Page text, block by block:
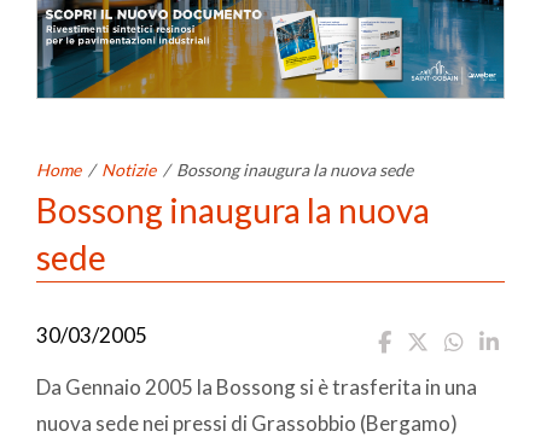
Home / Notizie / Bossong inaugura la nuova sede
Bossong inaugura la nuova
sede
30/03/2005
Da Gennaio 2005 la Bossong si è trasferita in una
nuova sede nei pressi di Grassobbio (Bergamo)